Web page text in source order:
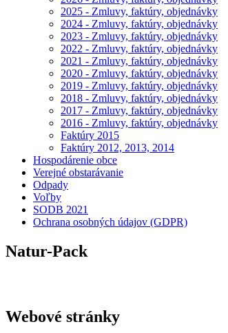
2025 - Zmluvy, faktúry, objednávky
2024 - Zmluvy, faktúry, objednávky
2023 - Zmluvy, faktúry, objednávky
2022 - Zmluvy, faktúry, objednávky
2021 - Zmluvy, faktúry, objednávky
2020 - Zmluvy, faktúry, objednávky
2019 - Zmluvy, faktúry, objednávky
2018 - Zmluvy, faktúry, objednávky
2017 - Zmluvy, faktúry, objednávky
2016 - Zmluvy, faktúry, objednávky
Faktúry 2015
Faktúry 2012, 2013, 2014
Hospodárenie obce
Verejné obstarávanie
Odpady
Voľby
SODB 2021
Ochrana osobných údajov (GDPR)
Natur-Pack
Webové stránky